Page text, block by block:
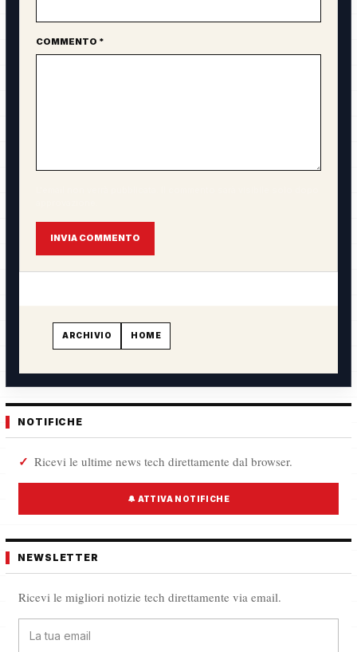
COMMENTO *
INVIA COMMENTO
ARCHIVIO HOME
NOTIFICHE
Ricevi le ultime news tech direttamente dal browser.
🔔 ATTIVA NOTIFICHE
NEWSLETTER
Ricevi le migliori notizie tech direttamente via email.